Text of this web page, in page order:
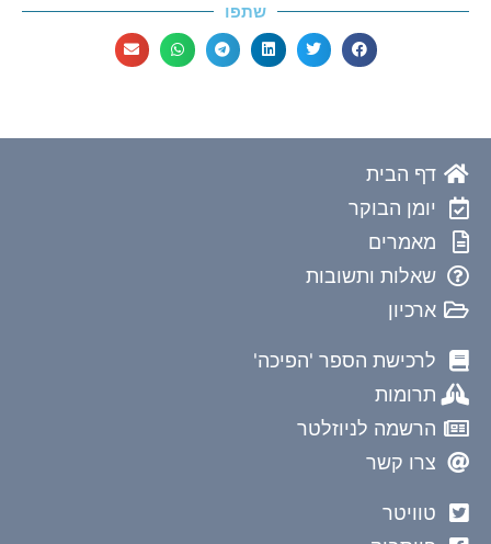
שתפו
דף הבית
יומן הבוקר
מאמרים
שאלות ותשובות
ארכיון
לרכישת הספר 'הפיכה'
תרומות
הרשמה לניוזלטר
צרו קשר
טוויטר